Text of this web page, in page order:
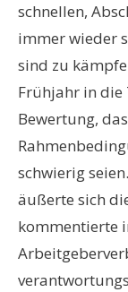
schnellen,
immer wieder
sind zu
Frühjahr in
Bewertung,
schwierig
äußerte sich
kommentierte